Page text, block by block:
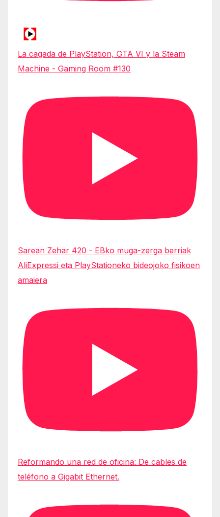
La cagada de PlayStation, GTA VI y la Steam
Machine - Gaming Room #130
Sarean Zehar 420 - EBko muga-zerga berriak
AliExpressi eta PlayStationeko bideojoko fisikoen
amaiera
Reformando una red de oficina: De cables de
teléfono a Gigabit Ethernet.